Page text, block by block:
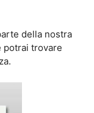
della nostra
potrai trovare